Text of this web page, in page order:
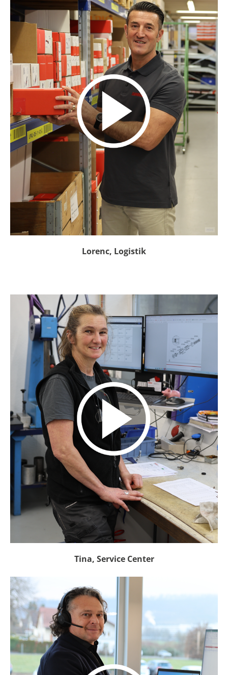
Lorenc, Logistik
Tina, Service Center